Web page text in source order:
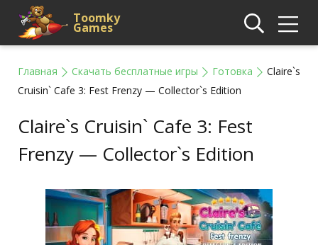
Toomky
Games
Главная Скачать бесплатные игры Готовка
Claire`s
Cruisin` Cafe 3: Fest Frenzy — Collector`s Edition
Claire`s Cruisin` Cafe 3: Fest
Frenzy — Collector`s Edition